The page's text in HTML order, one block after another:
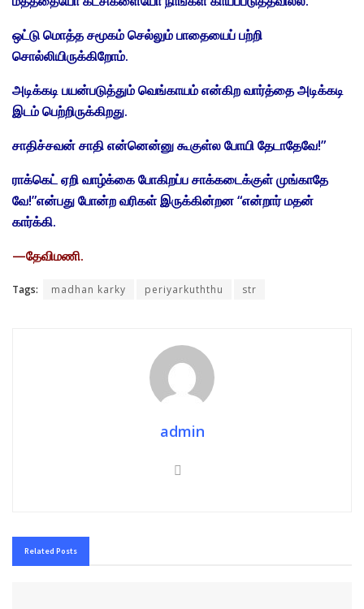
ஒட்டு மொத்த சமூகம் செல்லும் பாதையைப் பற்றி
சொல்லியிருக்கிறோம்.
அடிக்கடி பயன்படுத்தும் வெங்காயம் என்கிற வார்த்தை அடிக்கடி
இடம் பெற்றிருக்கிறது.
சாதிச்சவன் சாதி என்னென்னு கூகுள்ல போயி தேடாதேவே!”
ராக்கெட் ஏறி வாழ்க்கை போகிறப்ப சாக்கடைக்குள் முங்காதே
வே!”என்பதுபோன்ற வரிகள் இருக்கின்றன “என்றார் மதன்
கார்க்கி.
—தேவிமணி.
Tags: madhan karky periyarkuththu str
admin
Related Posts